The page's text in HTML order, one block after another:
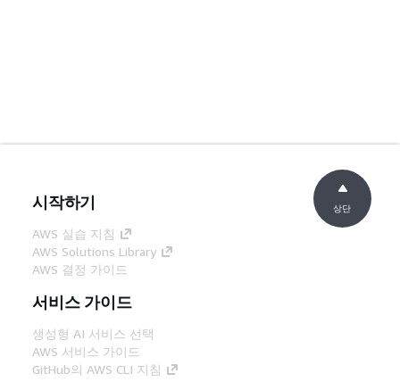
시작하기
AWS 실습 지침
AWS Solutions Library
AWS 결정 가이드
서비스 가이드
생성형 AI 서비스 선택
AWS 서비스 가이드
GitHub의 AWS CLI 지침
상단